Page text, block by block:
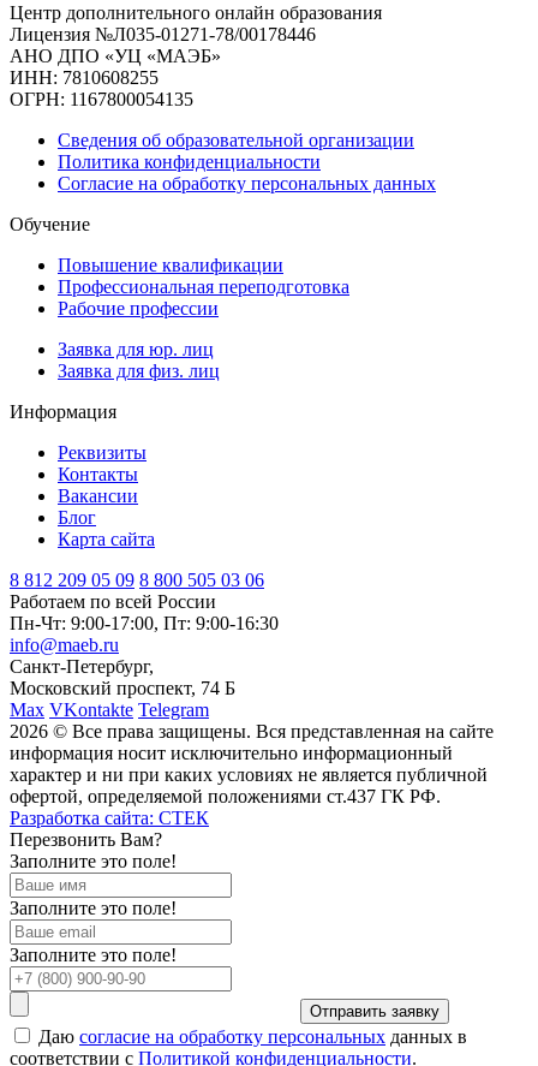
Центр дополнительного онлайн образования
Лицензия №Л035-01271-78/00178446
АНО ДПО «УЦ «МАЭБ»
ИНН: 7810608255
ОГРН: 1167800054135
Сведения об образовательной организации
Политика конфиденциальности
Согласие на обработку персональных данных
Обучение
Повышение квалификации
Профессиональная переподготовка
Рабочие профессии
Заявка для юр. лиц
Заявка для физ. лиц
Информация
Реквизиты
Контакты
Вакансии
Блог
Карта сайта
8 812 209 05 09 8 800 505 03 06
Работаем по всей России
Пн-Чт: 9:00-17:00, Пт: 9:00-16:30
info@maeb.ru
Санкт-Петербург,
Московский проспект, 74 Б
Max VKontakte Telegram
2026 © Все права защищены. Вся представленная на сайте
информация носит исключительно информационный
характер и ни при каких условиях не является публичной
офертой, определяемой положениями ст.437 ГК РФ.
Разработка сайта: СТЕК
Перезвонить Вам?
Заполните это поле!
Заполните это поле!
Заполните это поле!
Отправить заявку
Даю согласие на обработку персональных данных в
соответствии с Политикой конфиденциальности.